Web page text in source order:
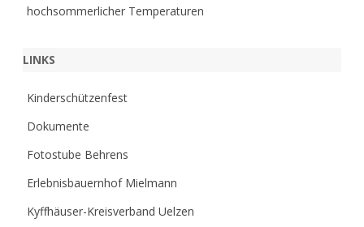
hochsommerlicher Temperaturen
LINKS
Kinderschützenfest
Dokumente
Fotostube Behrens
Erlebnisbauernhof Mielmann
Kyffhäuser-Kreisverband Uelzen